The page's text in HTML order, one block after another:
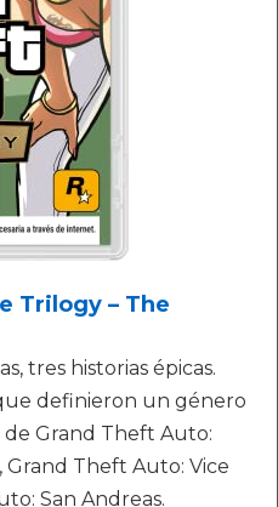
Trilogy – The
tres historias épicas.
definieron un género
Grand Theft Auto:
Theft Auto: Vice
San Andreas.